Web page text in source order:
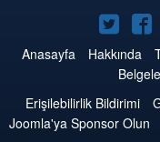
Anasayfa Hakkında
Erişilebilirlik Bildirimi
Joomla'ya Sponsor Olun